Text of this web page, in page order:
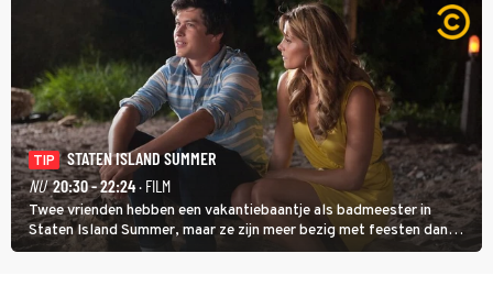
TIP
STATEN ISLAND SUMMER
NU 20:30 - 22:24· FILM
Twee vrienden hebben een vakantiebaantje als badmeester in
Staten Island Summer, maar ze zijn meer bezig met feesten dan
met werken.